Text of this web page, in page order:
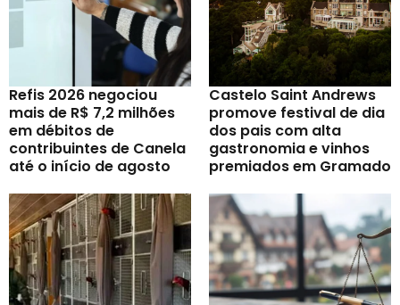
Refis 2026 negociou
mais de R$ 7,2 milhões
em débitos de
contribuintes de Canela
até o início de agosto
Castelo Saint Andrews
promove festival de dia
dos pais com alta
gastronomia e vinhos
premiados em Gramado